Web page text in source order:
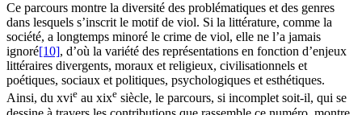
Ce parcours montre la diversité des problématiques et des genres
dans lesquels s’inscrit le motif de viol. Si la littérature, comme la
société, a longtemps minoré le crime de viol, elle ne l’a jamais
ignoré[10], d’où la variété des représentations en fonction d’enjeux
littéraires divergents, moraux et religieux, civilisationnels et
poétiques, sociaux et politiques, psychologiques et esthétiques.
Ainsi, du xvie au xixe siècle, le parcours, si incomplet soit-il, qui se